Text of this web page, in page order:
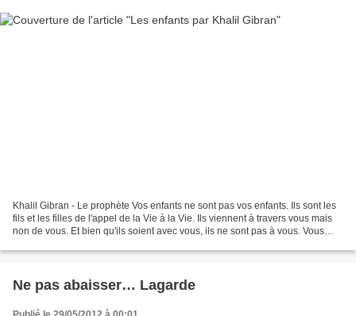
Khalil Gibran - Le prophète Vos enfants ne sont pas vos enfants. Ils sont les
fils et les filles de l'appel de la Vie à la Vie. Ils viennent à travers vous mais
non de vous. Et bien qu'ils soient avec vous, ils ne sont pas à vous. Vous
Ne pas abaisser… Lagarde